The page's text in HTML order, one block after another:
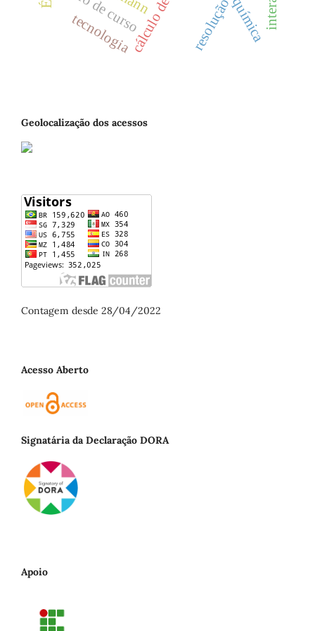
química
tecnologia
Geolocalização dos acessos
Contagem desde 28/04/2022
Acesso Aberto
Signatária da Declaração DORA
Apoio